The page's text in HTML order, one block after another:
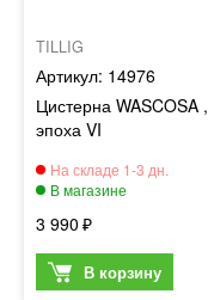
TILLIG
14976
Цистерна WASCOSA ,
эпоха VI
3 990